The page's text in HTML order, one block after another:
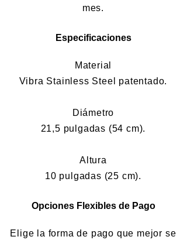
mes.
Especificaciones
Material
Vibra Stainless Steel patentado.
Diámetro
21,5 pulgadas (54 cm).
Altura
10 pulgadas (25 cm).
Opciones Flexibles de Pago
Elige la forma de pago que mejor se